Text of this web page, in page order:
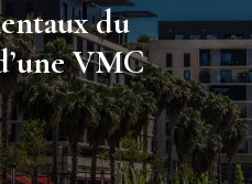
du
VMC